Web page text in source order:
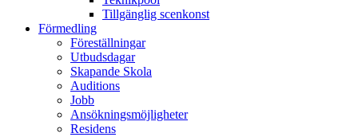
Tillgänglig scenkonst
Förmedling
Föreställningar
Utbudsdagar
Skapande Skola
Auditions
Jobb
Ansökningsmöjligheter
Residens